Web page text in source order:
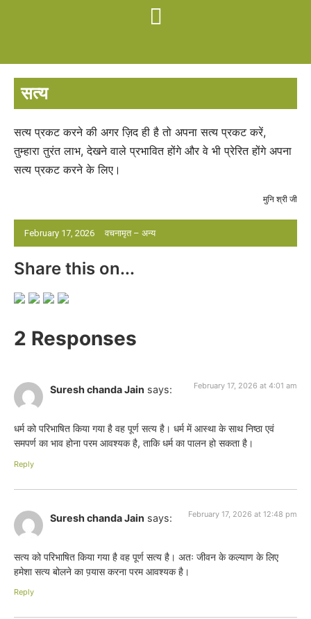
सत्य
February 17, 2026 वचनामृत – अन्य
सत्य प्रकट करने की अगर ज़िद ही है तो अपना सत्य प्रकट करें,
तुम्हारा तुरंत लाभ, देखने वाले प्रभावित होंगे और वे भी प्रेरित होंगे अपना
सत्य प्रकट करने के लिए।
मुनि श्री जी
Share this on...
2 Responses
Suresh chanda Jain says: February 17, 2026 at 4:01 am
धर्म को परिभाषित किया गया है वह पूर्ण सत्य है। धर्म में आस्था के साथ निष्ठा एवं
समपर्ण का भाव होना परम आवश्यक है, ताकि धर्म का पालन हो सकता है।
Reply
Suresh chanda Jain says: February 17, 2026 at 12:48 pm
सत्य को परिभाषित किया गया है वह पूर्ण सत्य है। अतः जीवन के कल्याण के लिए
हमेशा सत्य बोलने का प़यास करना परम आवश्यक है।
Reply